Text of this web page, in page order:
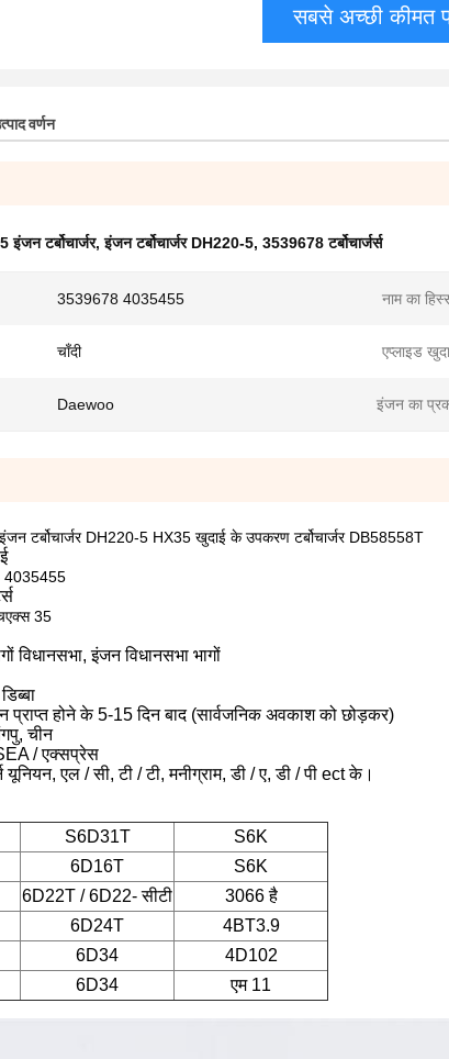
सबसे अच्छी कीमत
वर्णन
टर्बोचार्जर,इंजन टर्बोचार्जर DH220-5, 3539678 टर्बोचार्जर्स
3539678 4035455 नाम का
चाँदी एप्लाइड
Daewoo इंजन का
टर्बोचार्जर DH220-5 HX35 खुदाई के उपकरण टर्बोचार्जर DB58558T
4035455
35
विधानसभा, इंजन विधानसभा भागों
होने के 5-15 दिन बाद (सार्वजनिक अवकाश को छोड़कर)
चीन
/ एक्सप्रेस
यूनियन, एल / सी, टी / टी, मनीग्राम, डी / ए, डी / पी ect के।
S6D31T
S6K
6D16T
S6K
6D22T / 6D22- सीटी
3066 है
6D24T
4BT3.9
6D34
4D102
6D34 एम 11